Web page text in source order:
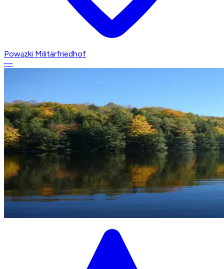
Powązki Militärfriedhof
—